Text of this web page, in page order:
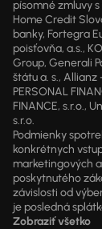
písomné zmluvy
Home Credit
banky, Fortegra
poisťovňa, a.s.,
Group, Generali
štátu a. s., Allianz
PERSONAL
FINANCE, s.r.o.,
s.r.o.
Podmienky
konkrétnych
marketingových
poskytnutého
závislosti od
je posledná
Zobraziť všetko